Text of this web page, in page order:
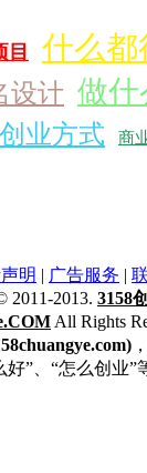
目 什么都
设计 做什
业方式 商
明 | 广告服务 |
2011-2013. 3158
All Rights
”、“怎么创业